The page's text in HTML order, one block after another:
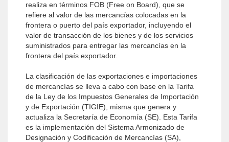
realiza en términos FOB (Free on Board), que se
refiere al valor de las mercancías colocadas en la
frontera o puerto del país exportador, incluyendo el
valor de transacción de los bienes y de los servicios
suministrados para entregar las mercancías en la
frontera del país exportador.
La clasificación de las exportaciones e importaciones
de mercancías se lleva a cabo con base en la Tarifa
de la Ley de los Impuestos Generales de Importación
y de Exportación (TIGIE), misma que genera y
actualiza la Secretaría de Economía (SE). Esta Tarifa
es la implementación del Sistema Armonizado de
Designación y Codificación de Mercancías (SA),